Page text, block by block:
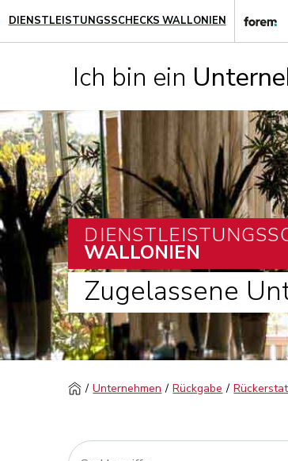
DIENSTLEISTUNGSSCHECKS WALLONIEN
Ich bin ein
WALLONIEN
Zugelassene
Unternehmen Rückgabe